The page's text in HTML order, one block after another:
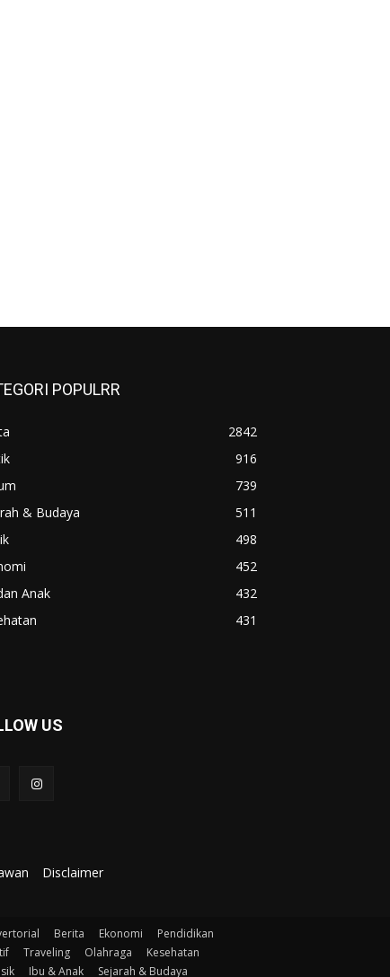
POPULRR
2842
916
739
& Budaya
511
498
452
Anak
432
431
US
Disclaimer
Berita Ekonomi
Pendidikan
Traveling Olahraga
Kesehatan
Ibu & Anak Sejarah & Budaya